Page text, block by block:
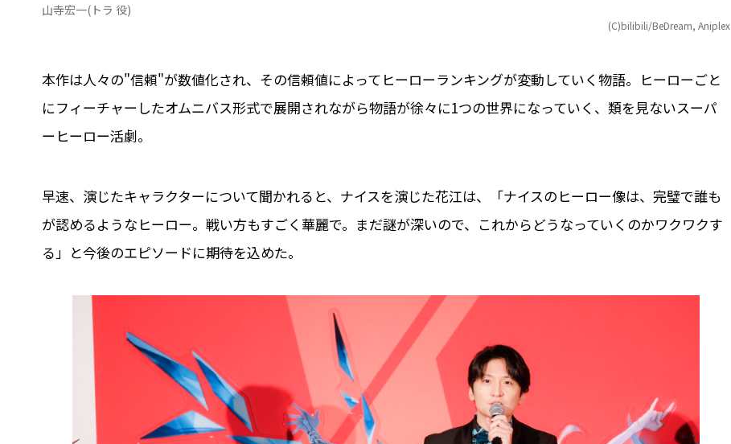
⼭寺宏⼀(トラ 役)
(C)bilibili/BeDream, Aniplex
本作は⼈々の"信頼"が数値化され、その信頼値によってヒーローランキングが変動していく物語。ヒーローごと
にフィーチャーしたオムニバス形式で展開されながら物語が徐々に1つの世界になっていく、類を⾒ないスーパ
ーヒーロー活劇。
早速、演じたキャラクターについて聞かれると、ナイスを演じた花江は、「ナイスのヒーロー像は、完璧で誰も
が認めるようなヒーロー。戦い⽅もすごく華麗で。まだ謎が深いので、これからどうなっていくのかワクワクす
る」と今後のエピソードに期待を込めた。